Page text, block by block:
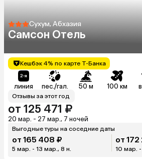
Сухум, Абхазия
Самсон Отель
Кешбэк 4% по карте Т-Банка
линия пес./гал. 50 м 100 км
Отзывы за этот год
от 125 471 ₽
20 мар. - 27 мар., 7 ночей
Выгодные туры на соседние даты
от 165 408 ₽
5 мар. - 13 мар., 8 н.
от
10 мар.